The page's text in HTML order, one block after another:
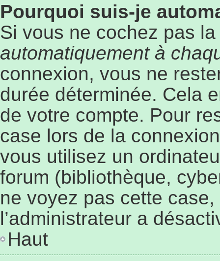
Pourquoi suis-je
Si vous ne cochez pas
automatiquement à
connexion, vous ne
durée déterminée. Cela
de votre compte. Pour
case lors de la
vous utilisez un
forum (bibliothèque,
ne voyez pas cette
l’administrateur a
Haut